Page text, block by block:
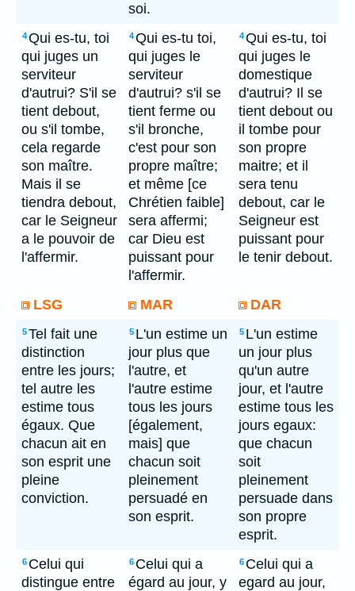
soi.
4Qui es-tu, toi
qui juges un
serviteur
d'autrui? S'il se
tient debout,
ou s'il tombe,
cela regarde
son maître.
Mais il se
tiendra debout,
car le Seigneur
a le pouvoir de
l'affermir.
4Qui es-tu toi,
qui juges le
serviteur
d'autrui? s'il se
tient ferme ou
s'il bronche,
c'est pour son
propre maître;
et même [ce
Chrétien faible]
sera affermi;
car Dieu est
puissant pour
l'affermir.
4Qui es-tu, toi
qui juges le
domestique
d'autrui? Il se
tient debout ou
il tombe pour
son propre
maitre; et il
sera tenu
debout, car le
Seigneur est
puissant pour
le tenir debout.
LSG MAR DAR
5Tel fait une
distinction
entre les jours;
tel autre les
estime tous
égaux. Que
chacun ait en
son esprit une
pleine
conviction.
5 L'un estime un
jour plus que
l'autre, et
l'autre estime
tous les jours
[également,
mais] que
chacun soit
pleinement
persuadé en
son esprit.
5 L'un estime
un jour plus
qu'un autre
jour, et l'autre
estime tous les
jours egaux:
que chacun
soit
pleinement
persuade dans
son propre
esprit.
6 Celui qui
distingue entre
6 Celui qui a
égard au jour, y
6 Celui qui a
egard au jour,